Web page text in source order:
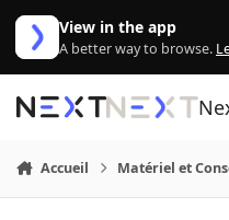
Aller au contenu
View in the app
A better way to browse.
Accueil Matériel et